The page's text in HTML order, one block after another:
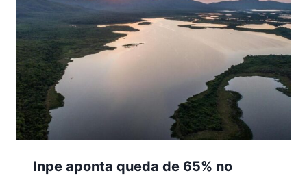
Inpe aponta queda de 65% no